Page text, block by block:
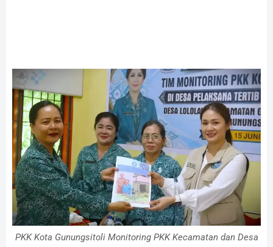
PKK Kota Gunungsitoli Monitoring PKK Kecamatan dan Desa